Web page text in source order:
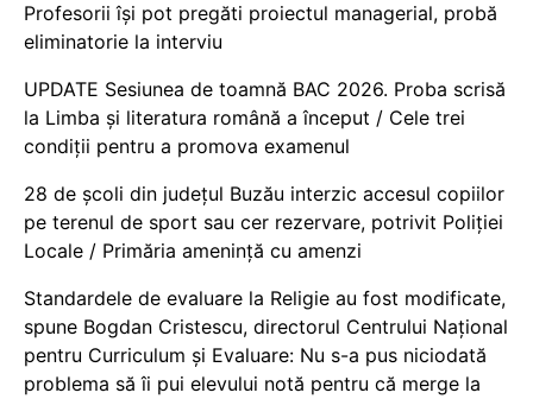
Profesorii își pot pregăti proiectul managerial, probă
eliminatorie la interviu
UPDATE Sesiunea de toamnă BAC 2026. Proba scrisă
la Limba și literatura română a început / Cele trei
condiții pentru a promova examenul
28 de școli din județul Buzău interzic accesul copiilor
pe terenul de sport sau cer rezervare, potrivit Poliției
Locale / Primăria amenință cu amenzi
Standardele de evaluare la Religie au fost modificate,
spune Bogdan Cristescu, directorul Centrului Național
pentru Curriculum și Evaluare: Nu s-a pus niciodată
problema să îi pui elevului notă pentru că merge la